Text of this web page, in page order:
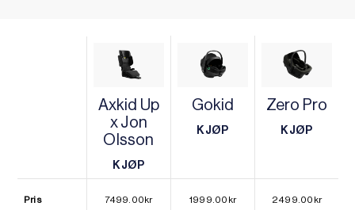
Axkid Up
x Jon
Olsson
KJØP
KJØP
Gokid
KJØP
Zero Pro
KJØP
Pris 7499.00kr 1999.00 kr 2499.00 kr